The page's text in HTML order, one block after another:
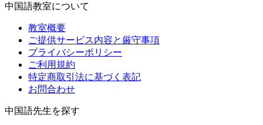
中国語教室について
教室概要
ご提供サービス内容と厳守事項
プライバシーポリシー
ご利用規約
特定商取引法に基づく表記
お問合わせ
中国語先生を探す